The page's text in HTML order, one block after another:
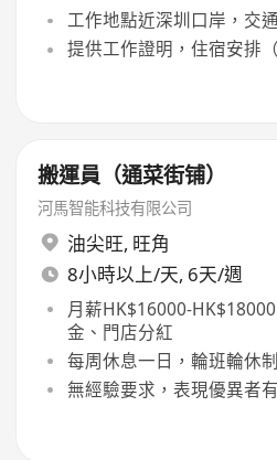
工作地點近深圳口岸，交
提供工作證明，住宿安排（
搬運員（通菜街铺）
河馬智能科技有限公司
油尖旺, 旺角
8小時以上/天, 6天/週
月薪HK$16000-
金、門店分紅
每周休息一日，輪班輪休
無經驗要求，表現優異者